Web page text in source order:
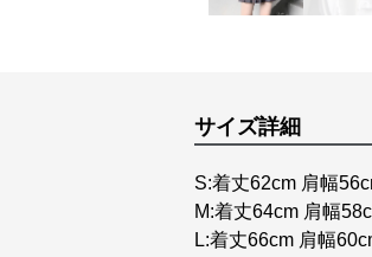
サイズ詳細
S:着丈62cm 肩幅
M:着丈64cm 肩幅
L:着丈66cm 肩幅